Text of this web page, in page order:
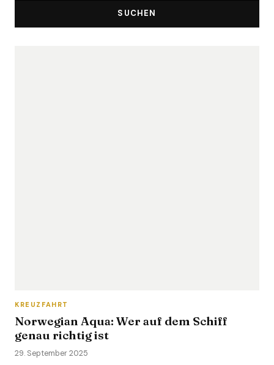
SUCHEN
KREUZFAHRT
Norwegian Aqua: Wer auf dem Schiff
genau richtig ist
29. September 2025